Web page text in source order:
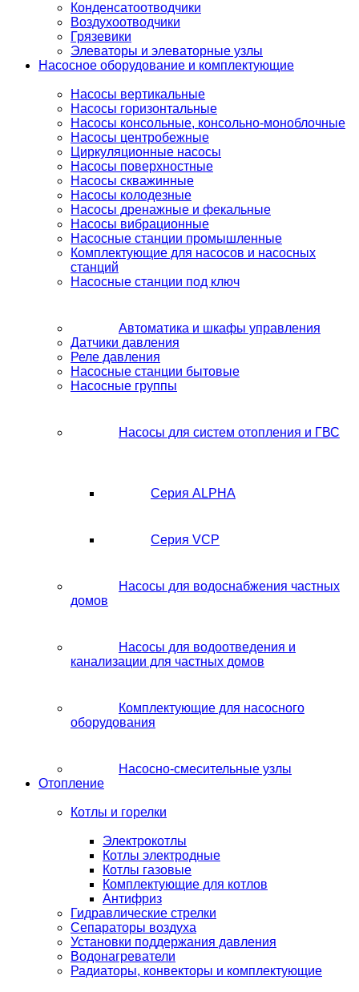
Конденсатоотводчики
Воздухоотводчики
Грязевики
Элеваторы и элеваторные узлы
Насосное оборудование и комплектующие
Насосы вертикальные
Насосы горизонтальные
Насосы консольные, консольно-моноблочные
Насосы центробежные
Циркуляционные насосы
Насосы поверхностные
Насосы скважинные
Насосы колодезные
Насосы дренажные и фекальные
Насосы вибрационные
Насосные станции промышленные
Комплектующие для насосов и насосных
станций
Насосные станции под ключ
Автоматика и шкафы управления
Датчики давления
Реле давления
Насосные станции бытовые
Насосные группы
Насосы для систем отопления и ГВС
Серия ALPHA
Серия VCP
Насосы для водоснабжения частных
домов
Насосы для водоотведения и
канализации для частных домов
Комплектующие для насосного
оборудования
Насосно-смесительные узлы
Отопление
Котлы и горелки
Электрокотлы
Котлы электродные
Котлы газовые
Комплектующие для котлов
Антифриз
Гидравлические стрелки
Сепараторы воздуха
Установки поддержания давления
Водонагреватели
Радиаторы, конвекторы и комплектующие